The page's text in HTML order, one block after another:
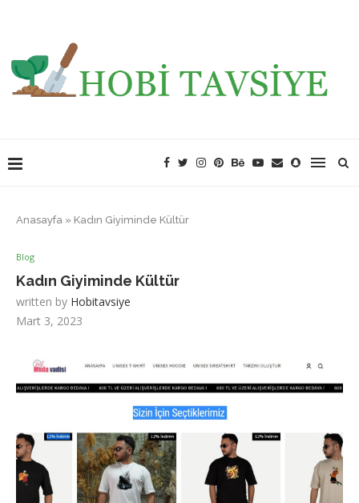
Anasayfa » Kadın Giyiminde Kültür
Blog
Kadın Giyiminde Kültür
written by Hobitavsiye
Mart 3, 2023